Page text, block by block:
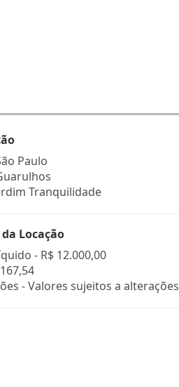
Paulo
Tranquilidade
Locação
- R$ 12.000,00
- Valores sujeitos a alterações